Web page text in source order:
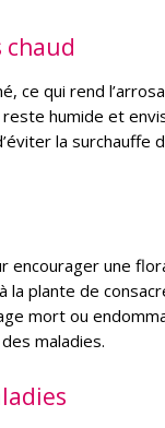
chaud
ce qui rend
humide et
la surchauffe
encourager une
plante de
mort ou
maladies.